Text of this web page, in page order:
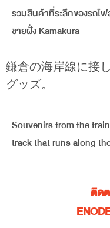
รวมสินค้าที่ระลึกของรถไ
ชายฝั่ง Kamakura
鎌倉の海岸線に接
グッズ。
Souvenirs from the
track that runs along
ติด